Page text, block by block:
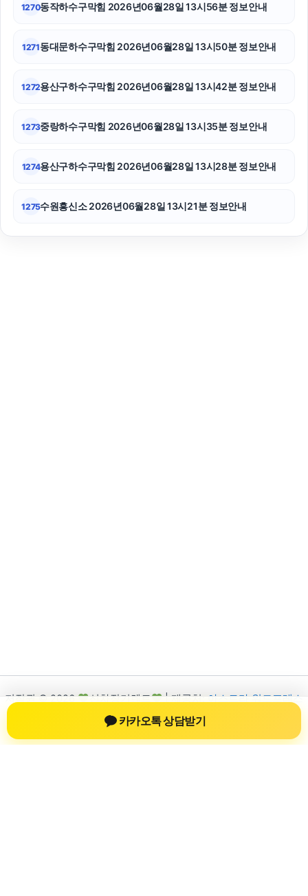
1270동작하수구막힘 2026년06월28일 13시56분 정보안내
1271동대문하수구막힘 2026년06월28일 13시50분 정보안내
1272용산구하수구막힘 2026년06월28일 13시42분 정보안내
1273중랑하수구막힘 2026년06월28일 13시35분 정보안내
1274용산구하수구막힘 2026년06월28일 13시28분 정보안내
1275수원흥신소 2026년06월28일 13시21분 정보안내
저작권 © 2026 신차장기렌트 | 제공처:
아스트라 워드프레스
테마
카카오톡 상담받기